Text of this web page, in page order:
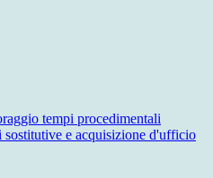
tempi procedimentali
e acquisizione d'ufficio